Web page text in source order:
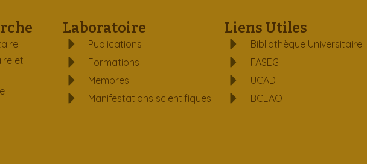
et
Laboratoire
Publications
Formations
Membres
Manifestations scientifiques
Liens Utiles
Bibliothèque Universitaire
FASEG
UCAD
BCEAO